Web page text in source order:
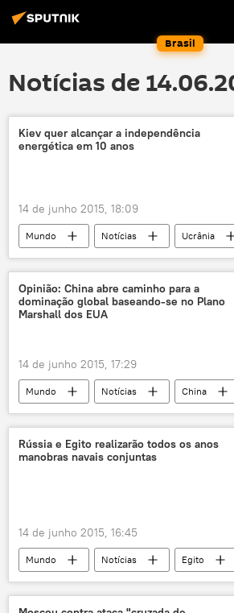
Brasil
Notícias de
Kiev quer alcançar a independência
energética em 10 anos
14 de junho 2015, 18:09
Mundo Notícias
Ucrânia
Arseni Yatsenyuk
Vladimir
FMI
energia gás
Opinião: China abre caminho para a
dominação global baseando-se no Plano
Marshall dos EUA
14 de junho 2015, 17:29
Mundo Notícias
China
Mylène Gaulard
crescimento
potência
Economia
Rússia e Egito realizarão todos os anos
manobras navais conjuntas
14 de junho 2015, 16:45
Mundo Notícias
Egito
Mar Mediterrâneo
Osama Mounir
Marinha da Rússia
Marinha do Egito